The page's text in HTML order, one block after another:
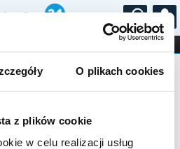
O plikach cookies
z plików cookie
w celu realizacji usług
...
I BALET
STAND-UP
line na wydarzenie